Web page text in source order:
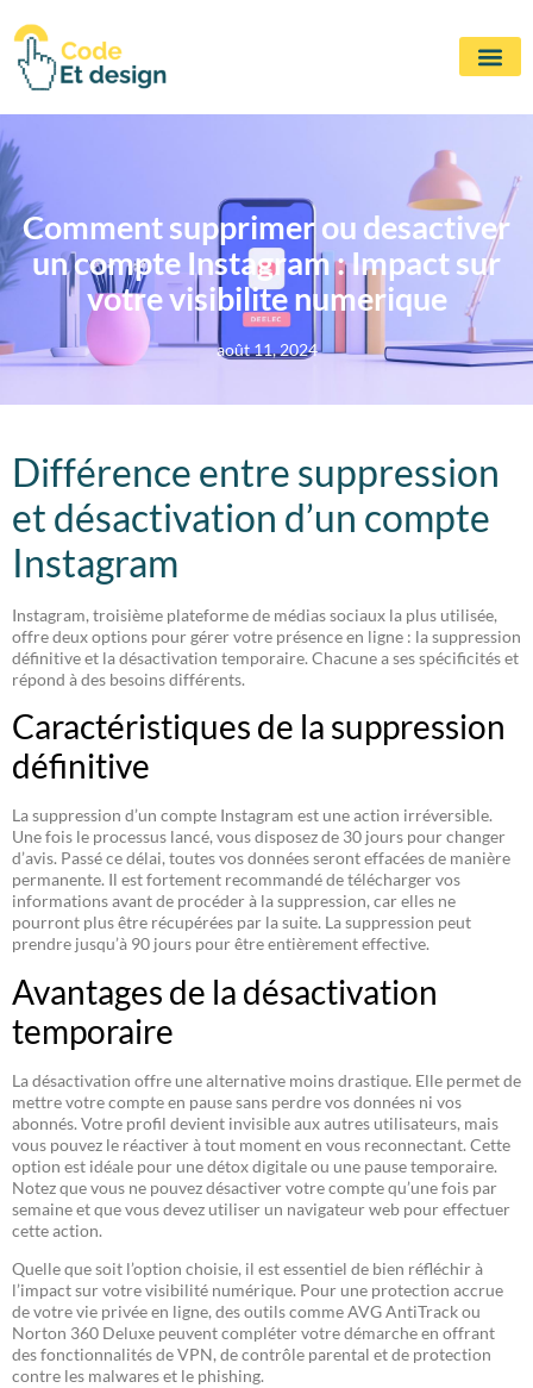
Comment supprimer ou desactiver
un compte Instagram : Impact sur
votre visibilite numerique
août 11, 2024
Différence entre suppression
et désactivation d’un compte
Instagram
Instagram, troisième plateforme de médias sociaux la plus utilisée,
offre deux options pour gérer votre présence en ligne : la suppression
définitive et la désactivation temporaire. Chacune a ses spécificités et
répond à des besoins différents.
Caractéristiques de la suppression
définitive
La suppression d’un compte Instagram est une action irréversible.
Une fois le processus lancé, vous disposez de 30 jours pour changer
d’avis. Passé ce délai, toutes vos données seront effacées de manière
permanente. Il est fortement recommandé de télécharger vos
informations avant de procéder à la suppression, car elles ne
pourront plus être récupérées par la suite. La suppression peut
prendre jusqu’à 90 jours pour être entièrement effective.
Avantages de la désactivation
temporaire
La désactivation offre une alternative moins drastique. Elle permet de
mettre votre compte en pause sans perdre vos données ni vos
abonnés. Votre profil devient invisible aux autres utilisateurs, mais
vous pouvez le réactiver à tout moment en vous reconnectant. Cette
option est idéale pour une détox digitale ou une pause temporaire.
Notez que vous ne pouvez désactiver votre compte qu’une fois par
semaine et que vous devez utiliser un navigateur web pour effectuer
cette action.
Quelle que soit l’option choisie, il est essentiel de bien réfléchir à
l’impact sur votre visibilité numérique. Pour une protection accrue
de votre vie privée en ligne, des outils comme AVG AntiTrack ou
Norton 360 Deluxe peuvent compléter votre démarche en offrant
des fonctionnalités de VPN, de contrôle parental et de protection
contre les malwares et le phishing.